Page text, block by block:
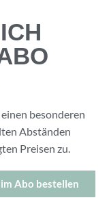
besonderen
Abständen
Preisen zu.
Abo bestellen